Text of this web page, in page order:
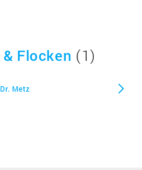
Flocken (1)
Metz